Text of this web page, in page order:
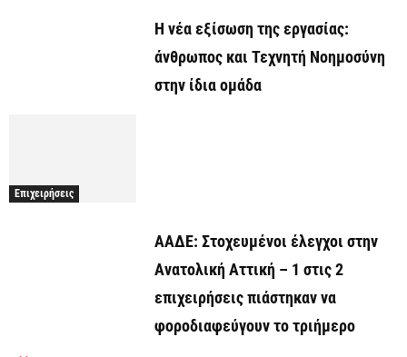
Η νέα εξίσωση της εργασίας:
άνθρωπος και Τεχνητή Νοημοσύνη
στην ίδια ομάδα
Επιχειρήσεις
ΑΑΔΕ: Στοχευμένοι έλεγχοι στην
Ανατολική Αττική – 1 στις 2
επιχειρήσεις πιάστηκαν να
φοροδιαφεύγουν το τριήμερο